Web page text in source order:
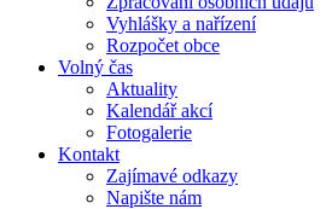
Vyhlášky a nařízení
Rozpočet obce
Volný čas
Aktuality
Kalendář akcí
Fotogalerie
Kontakt
Zajímavé odkazy
Napište nám